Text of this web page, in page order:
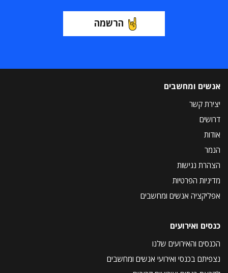
הרשמה
אנשים ומחשבים
יצירת קשר
דרושים
אודות
הנמר
הצהרת נגישות
מדיניות הפרטיות
אפליקציה אנשים ומחשבים
כנסים ואירועים
הכנסים והאירועים שלנו
נצפיתם בכנסי ואירועי אנשים ומחשבים